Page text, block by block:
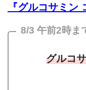
『グルコサミン
8/3 午前2時ま
グルコ